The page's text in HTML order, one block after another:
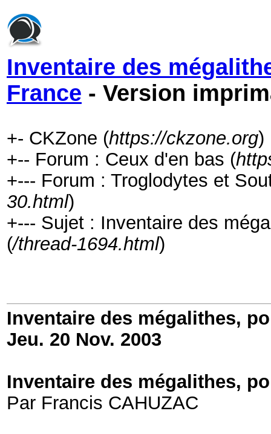
Inventaire des
France - Version
+- CKZone (https://ckzone.org)
+-- Forum : Ceux d'en bas (
+--- Forum : Troglodytes et
30.html)
+--- Sujet : Inventaire des
(/thread-1694.html)
Inventaire des mégalithes,
Jeu. 20 Nov. 2003
Inventaire des mégalithes,
Par Francis CAHUZAC